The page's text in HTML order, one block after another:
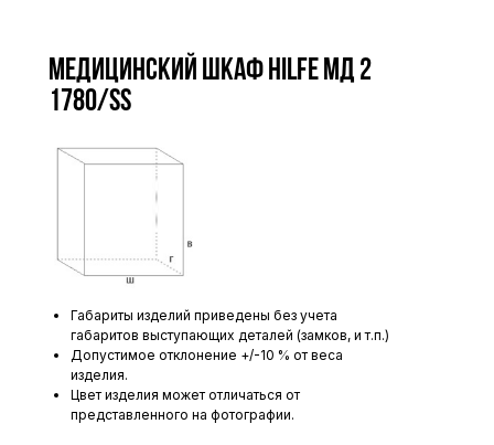
Медицинский шкаф HILFE МД 2
1780/SS
Габариты изделий приведены без учета
габаритов выступающих деталей (замков, и т.п.)
Допустимое отклонение +/-10 % от веса
изделия.
Цвет изделия может отличаться от
представленного на фотографии.